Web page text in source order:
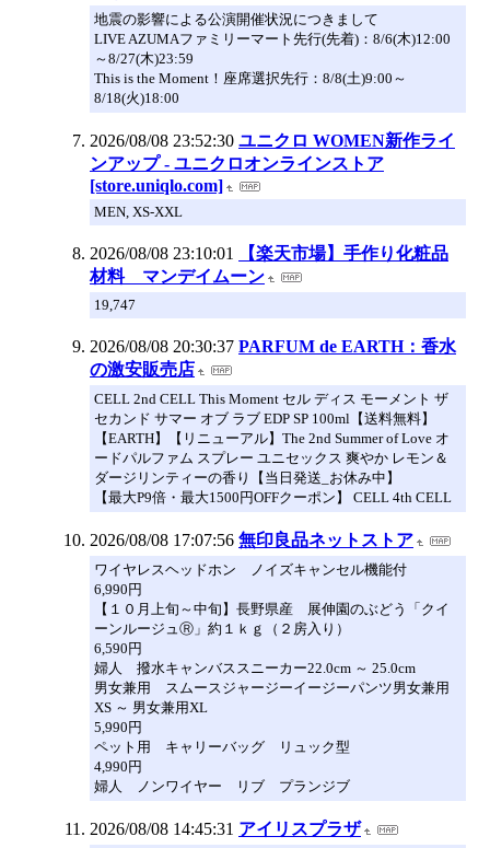
地震の影響による公演開催状況につきまして
LIVE AZUMAファミリーマート先行(先着)：8/6(木)12:00
～8/27(木)23:59
This is the Moment！座席選択先行：8/8(土)9:00～
8/18(火)18:00
2026/08/08 23:52:30 ユニクロ WOMEN新作ライ
ンアップ - ユニクロオンラインストア
[store.uniqlo.com]
MEN, XS-XXL
2026/08/08 23:10:01
【楽天市場】手作り化粧品
材料 マンデイムーン
19,747
2026/08/08 20:30:37 PARFUM de EARTH：香水
の激安販売店
CELL 2nd CELL This Moment セル ディス モーメント ザ
セカンド サマー オブ ラブ EDP SP 100ml【送料無料】
【EARTH】【リニューアル】The 2nd Summer of Love オ
ードパルファム スプレー ユニセックス 爽やか レモン＆
ダージリンティーの香り【当日発送_お休み中】
【最大P9倍・最大1500円OFFクーポン】 CELL 4th CELL
2026/08/08 17:07:56 無印良品ネットストア
ワイヤレスヘッドホン ノイズキャンセル機能付
6,990円
【１０月上旬～中旬】長野県産 展伸園のぶどう「クイ
ーンルージュⓇ」約１ｋｇ（２房入り）
6,590円
婦人 撥水キャンバススニーカー22.0cm ～ 25.0cm
男女兼用 スムースジャージーイージーパンツ男女兼用
XS ～ 男女兼用XL
5,990円
ペット用 キャリーバッグ リュック型
4,990円
婦人 ノンワイヤー リブ プランジブ
2026/08/08 14:45:31 アイリスプラザ